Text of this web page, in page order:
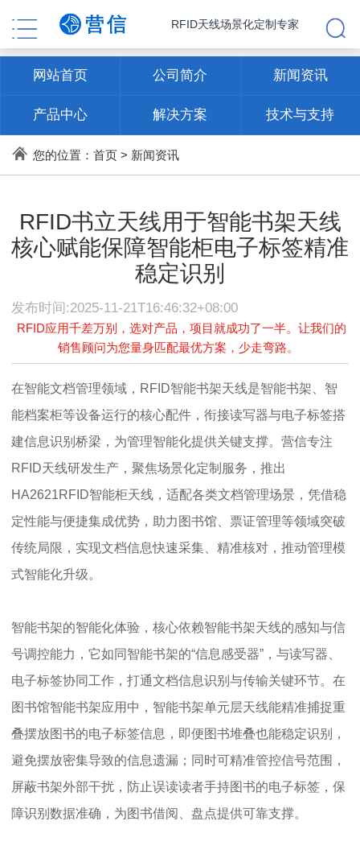
RFID天线场景化定制专家
网站首页 公司简介 新闻资讯
产品中心 解决方案 技术与支持
联系方式
您的位置： 首页> 新闻资讯
RFID书立天线用于智能书架天线
核心赋能保障智能柜电子标签精准
稳定识别
发布时间:2025-11-21T16:46:32+08:00
RFID应用千差万别，选对产品，项目就成功了一半。让我们的
销售顾问为您量身匹配最优方案，少走弯路。
在智能文档管理领域，RFID智能书架天线是智能书架、智
能档案柜等设备运行的核心配件，衔接读写器与电子标签搭
建信息识别桥梁，为管理智能化提供关键支撑。营信专注
RFID天线研发生产，聚焦场景化定制服务，推出
HA2621RFID智能柜天线，适配各类文档管理场景，凭借稳
定性能与便捷集成优势，助力图书馆、票证管理等领域突破
传统局限，实现文档信息快速采集、精准核对，推动管理模
式智能化升级。
智能书架的智能化体验，核心依赖智能书架天线的感知与信
号调控能力，它如同智能书架的“信息感受器”，与读写器、
电子标签协同工作，打通文档信息识别与传输关键环节。在
图书馆智能书架应用中，智能书架单元层天线能精准捕捉重
叠摆放图书的电子标签信息，即便图书堆叠也能稳定识别，
避免摆放密集导致的信息遗漏；同时可精准管控信号范围，
屏蔽书架外部干扰，防止误读读者手持图书的电子标签，保
障识别数据准确，为图书借阅、盘点提供可靠支撑。